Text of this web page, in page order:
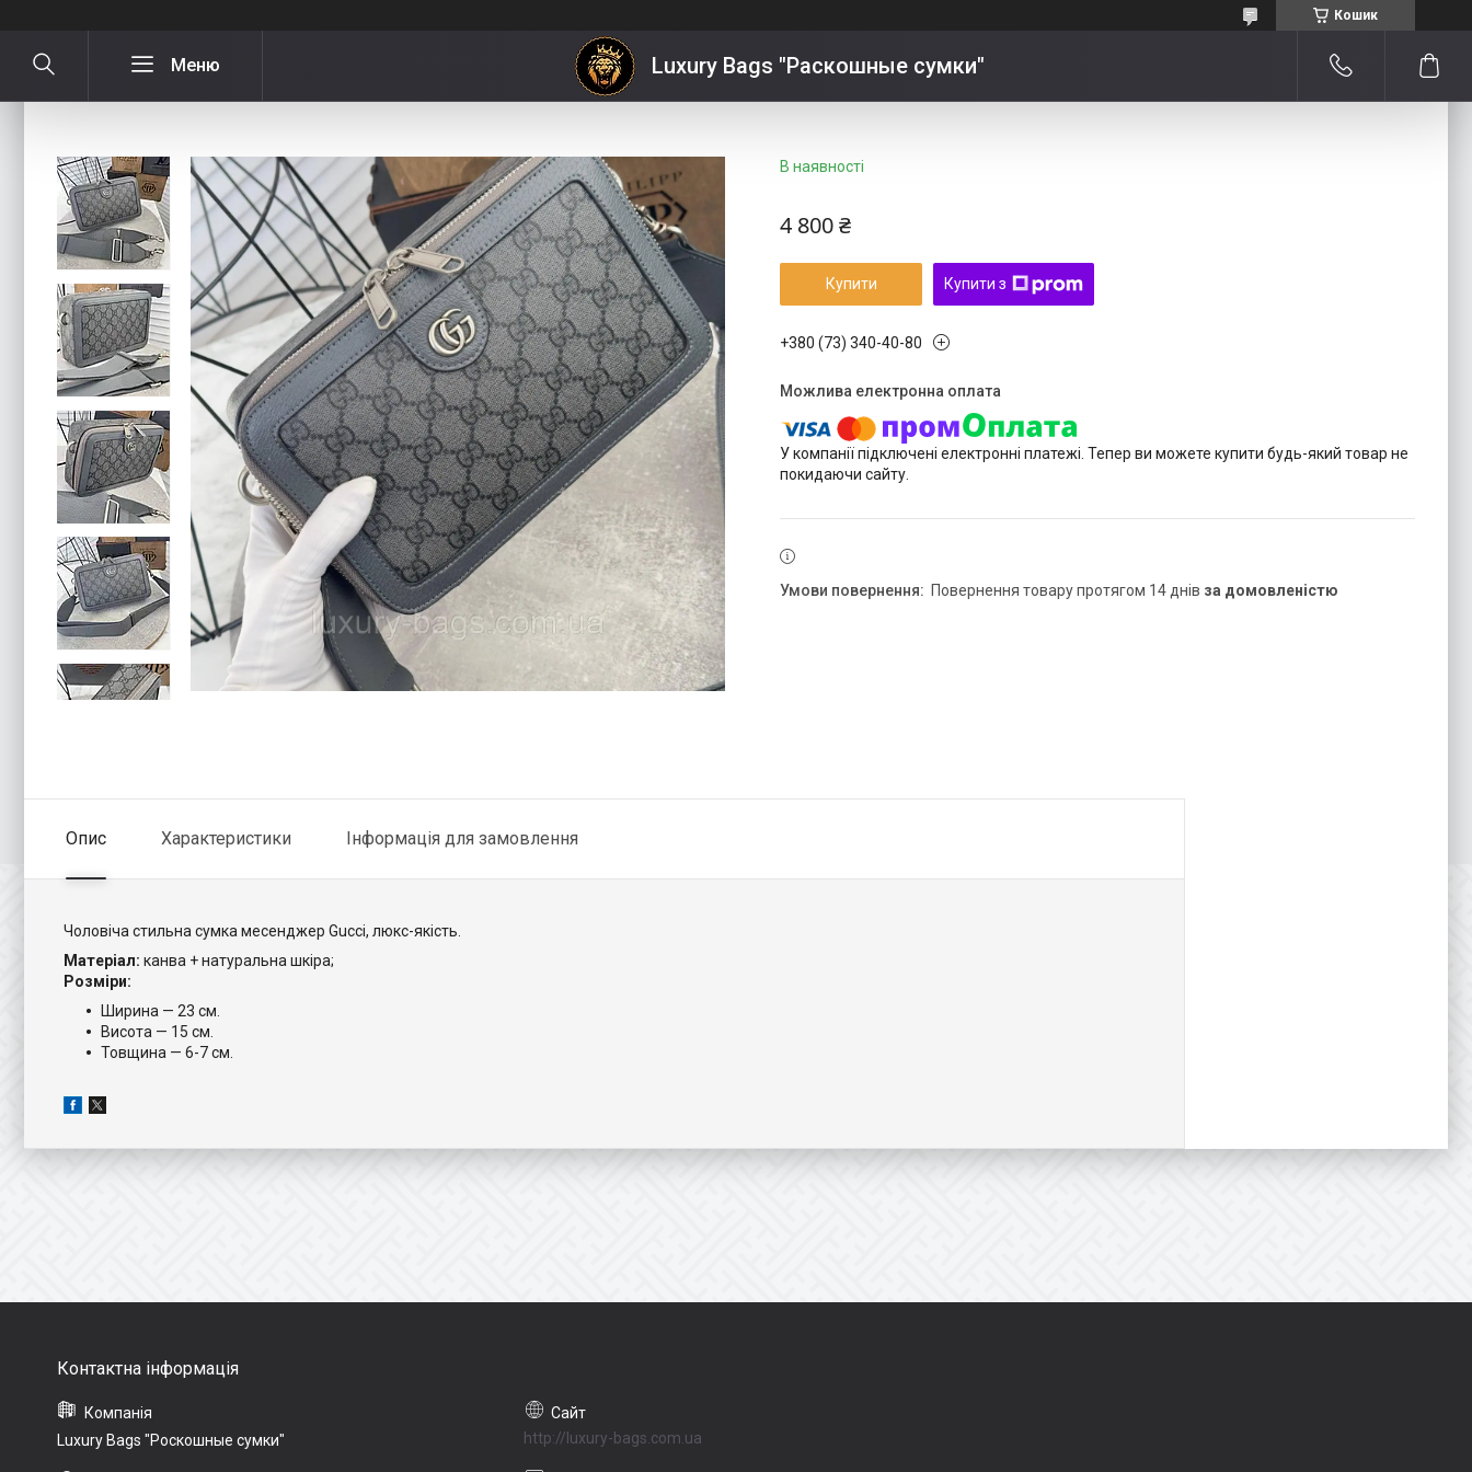
Кошик
Luxury Bags "Раскошные сумки"
Чоловіча сумка месенджер Gucci Гуччі
В наявності
4 800 ₴
Купити Купити з
+380 (73) 340-40-80
У компанії підключені електронні платежі. Тепер ви можете купити будь-який товар не
покидаючи сайту.
повернення товару протягом 14 днів за домовленістю
Опис Характеристики Інформація для замовлення
Чоловіча стильна сумка месенджер Gucci, люкс-якість.
Матеріал: канва + натуральна шкіра;
Розміри:
Ширина — 23 см.
Висота — 15 см.
Товщина — 6-7 см.
Luxury Bags "Роскошные сумки" http://luxury-bags.com.ua